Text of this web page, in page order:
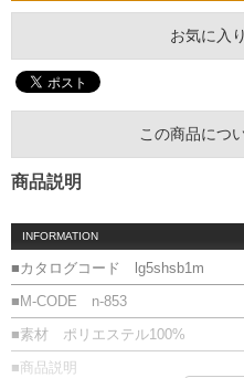
お気に入
この商品につ
商品説明
INFORMATION
■カタログコード lg5shsb1m
■M-CODE n-853
■素材 ポリエステル100%
■商品説明